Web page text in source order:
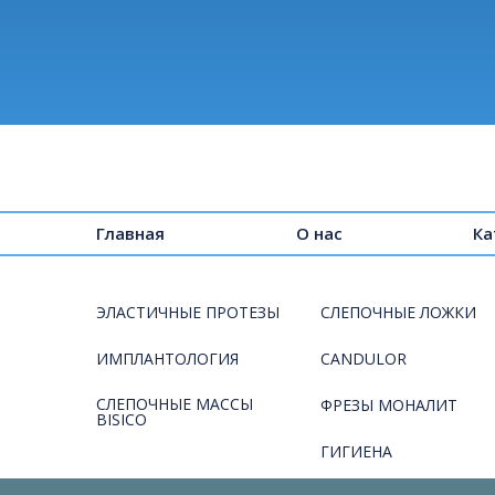
Главная О нас
ЭЛАСТИЧНЫЕ ПРОТЕЗЫ
ИМПЛАНТОЛОГИЯ
СЛЕПОЧНЫЕ МАССЫ
BISICO
СЛЕПОЧНЫЕ ЛОЖКИ
CANDULOR
ФРЕЗЫ МОНАЛИТ
ГИГИЕНА